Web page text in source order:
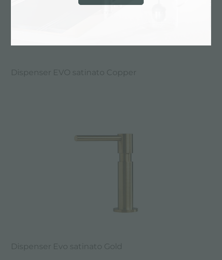
Dispenser EVO satinato Copper
Dispenser Evo satinato Gold